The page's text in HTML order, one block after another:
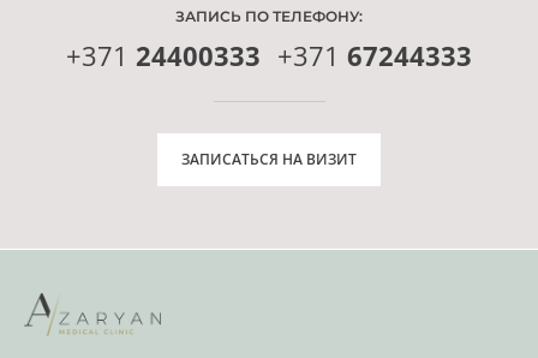
ЗАПИСЬ ПО ТЕЛЕФОНУ:
+371 24400333 +371 67244333
ЗАПИСАТЬСЯ НА ВИЗИТ